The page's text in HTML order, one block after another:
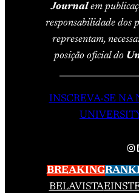
Journalem
responsabilidade dos
representam,
posição oficial do
INSCREVA-SE NA
BREAKING
BELAVISTA